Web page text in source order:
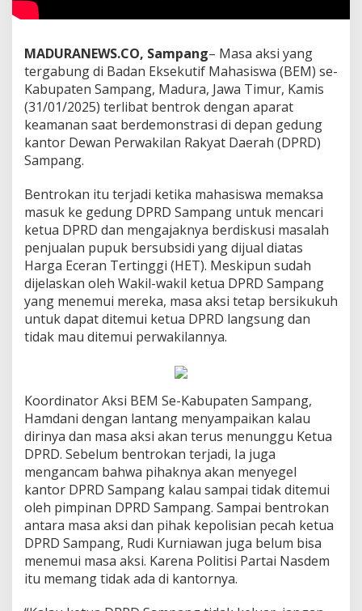
MADURANEWS.CO, Sampang– Masa aksi yang
tergabung di Badan Eksekutif Mahasiswa (BEM) se-
Kabupaten Sampang, Madura, Jawa Timur, Kamis
(31/01/2025) terlibat bentrok dengan aparat
keamanan saat berdemonstrasi di depan gedung
kantor Dewan Perwakilan Rakyat Daerah (DPRD)
Sampang.
Bentrokan itu terjadi ketika mahasiswa memaksa
masuk ke gedung DPRD Sampang untuk mencari
ketua DPRD dan mengajaknya berdiskusi masalah
penjualan pupuk bersubsidi yang dijual diatas
Harga Eceran Tertinggi (HET). Meskipun sudah
dijelaskan oleh Wakil-wakil ketua DPRD Sampang
yang menemui mereka, masa aksi tetap bersikukuh
untuk dapat ditemui ketua DPRD langsung dan
tidak mau ditemui perwakilannya.
Koordinator Aksi BEM Se-Kabupaten Sampang,
Hamdani dengan lantang menyampaikan kalau
dirinya dan masa aksi akan terus menunggu Ketua
DPRD. Sebelum bentrokan terjadi, Ia juga
mengancam bahwa pihaknya akan menyegel
kantor DPRD Sampang kalau sampai tidak ditemui
oleh pimpinan DPRD Sampang. Sampai bentrokan
antara masa aksi dan pihak kepolisian pecah ketua
DPRD Sampang, Rudi Kurniawan juga belum bisa
menemui masa aksi. Karena Politisi Partai Nasdem
itu memang tidak ada di kantornya.